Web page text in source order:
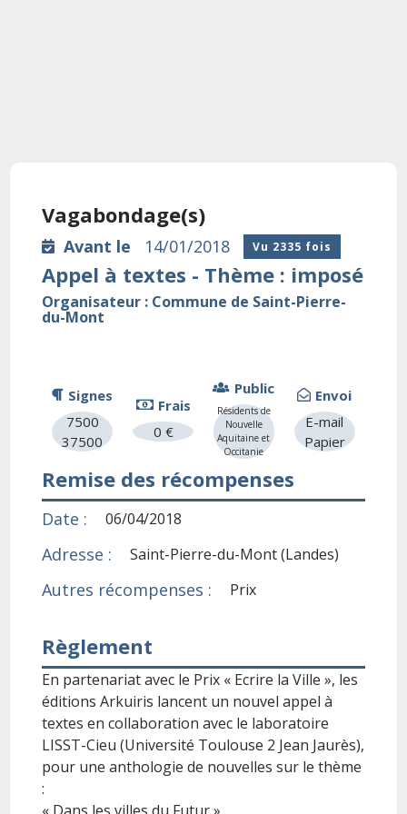
Vagabondage(s)
Avant le 14/01/2018 Vu 2335 fois
Appel à textes - Thème : imposé
Organisateur : Commune de Saint-Pierre-
du-Mont
Signes
7500
37500
Frais
0 €
Public
Résidents de
Nouvelle
Aquitaine et
Occitanie
Envoi
E-mail
Papier
Remise des récompenses
Date : 06/04/2018
Adresse : Saint-Pierre-du-Mont (Landes)
Autres récompenses : Prix
Règlement
En partenariat avec le Prix « Ecrire la Ville », les
éditions Arkuiris lancent un nouvel appel à
textes en collaboration avec le laboratoire
LISST-Cieu (Université Toulouse 2 Jean Jaurès),
pour une anthologie de nouvelles sur le thème
: